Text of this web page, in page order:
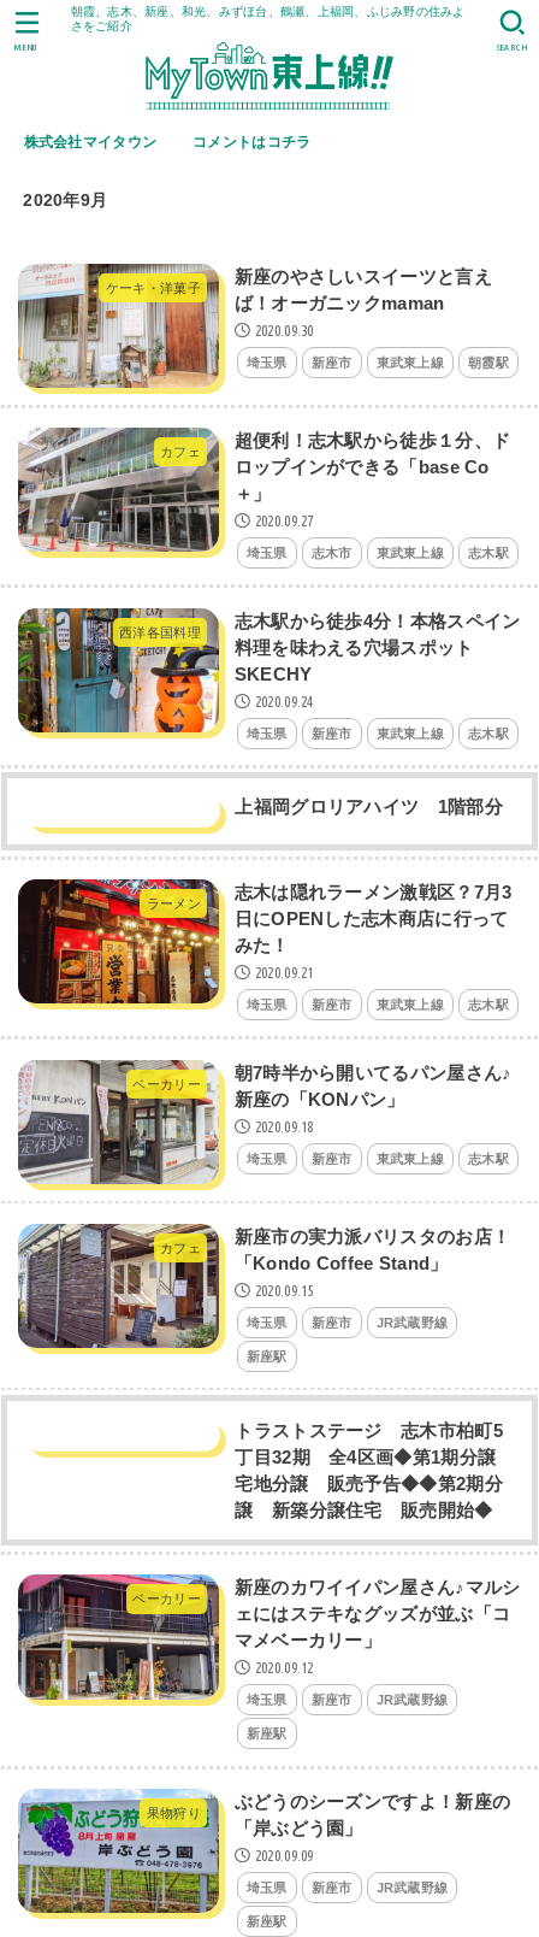
朝霞、志木、新座、和光、みずほ台、鶴瀬、上福岡、ふじみ野の住みよ
さをご紹介
株式会社マイタウン コメントはコチラ
SEARCH
MENU
2020年9月
ケーキ・洋菓子
新座のやさしいスイーツと言え
ば！オーガニックmaman
2020.09.30
埼玉県 新座市 東武東上線 朝霞駅
カフェ
超便利！志木駅から徒歩１分、ド
ロップインができる「base Co
＋」
2020.09.27
埼玉県 志木市 東武東上線 志木駅
西洋各国料理
志木駅から徒歩4分！本格スペイン
料理を味わえる穴場スポット
SKECHY
2020.09.24
埼玉県 新座市 東武東上線 志木駅
上福岡グロリアハイツ 1階部分
ラーメン
志木は隠れラーメン激戦区？7月3
日にOPENした志木商店に行って
みた！
2020.09.21
埼玉県 新座市 東武東上線 志木駅
ベーカリー
朝7時半から開いてるパン屋さん♪
新座の「KONパン」
2020.09.18
埼玉県 新座市 東武東上線 志木駅
カフェ
新座市の実力派バリスタのお店！
「Kondo Coffee Stand」
2020.09.15
埼玉県 新座市 JR武蔵野線
新座駅
トラストステージ 志木市柏町5
丁目32期 全4区画◆第1期分譲
宅地分譲 販売予告◆◆第2期分
譲 新築分譲住宅 販売開始◆
ベーカリー
新座のカワイイパン屋さん♪マルシ
ェにはステキなグッズが並ぶ「コ
マメベーカリー」
2020.09.12
埼玉県 新座市 JR武蔵野線
新座駅
果物狩り
ぶどうのシーズンですよ！新座の
「岸ぶどう園」
2020.09.09
埼玉県 新座市 JR武蔵野線
新座駅